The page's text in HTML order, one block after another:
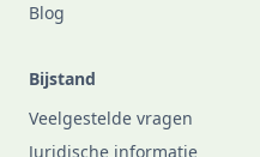
Blog
Bijstand
Veelgestelde vragen
Juridische informatie